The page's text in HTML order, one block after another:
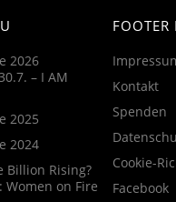
2026
– I AM
2025
2024
Billion Rising?
Women on Fire
FOOTER
Kontakt
Spenden
Cookie-
Facebook